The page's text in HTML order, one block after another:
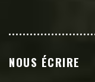
NOUS ÉCRIRE